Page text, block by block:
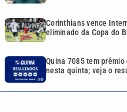
Corinthians vence
eliminado da Copa do
Quina 7085 tem
nesta quinta; veja o